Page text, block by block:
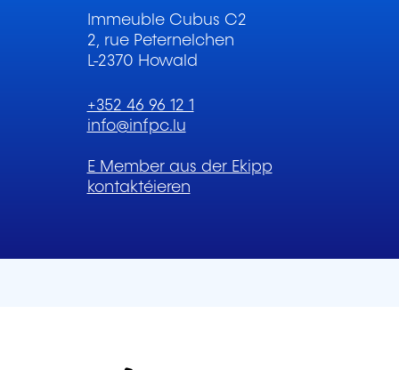
Immeuble Cubus C2
2, rue Peternelchen
L-2370 Howald
+352 46 96 12 1
info@infpc.lu
E Member aus der Ekipp
kontaktéieren